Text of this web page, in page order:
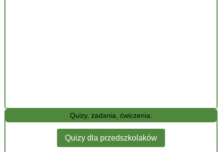
Quizy, zadania, ćwiczenia:
Quizy dla przedszkolaków